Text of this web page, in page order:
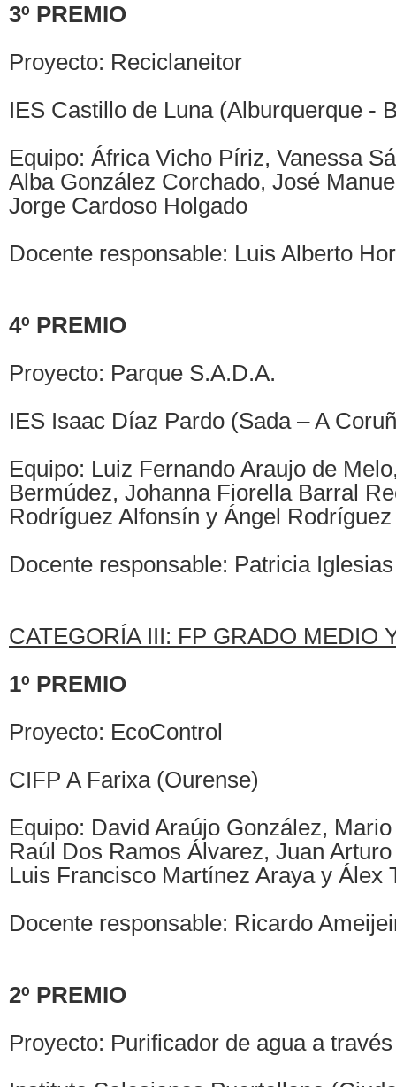
3º PREMIO
Proyecto: Reciclaneitor
IES Castillo de Luna (Alburquerque -
Equipo: África Vicho Píriz, Vanessa
Alba González Corchado, José
Jorge Cardoso Holgado
Docente responsable: Luis Alberto
4º PREMIO
Proyecto: Parque S.A.D.A.
IES Isaac Díaz Pardo (Sada – A
Equipo: Luiz Fernando Araujo de
Bermúdez, Johanna Fiorella Barral
Rodríguez Alfonsín y Ángel
Docente responsable: Patricia
CATEGORÍA III: FP GRADO MEDIO
1º PREMIO
Proyecto: EcoControl
CIFP A Farixa (Ourense)
Equipo: David Araújo González,
Raúl Dos Ramos Álvarez, Juan
Luis Francisco Martínez Araya y Álex
Docente responsable: Ricardo
2º PREMIO
Proyecto: Purificador de agua a